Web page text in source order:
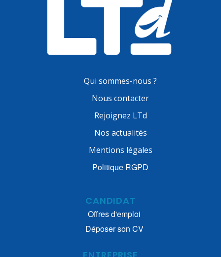
Qui sommes-nous ?
Nous contacter
Rejoignez LTd
Nos actualités
Mentions légales
Politique RGPD
CANDIDAT
Offres d'emploi
Déposer son CV